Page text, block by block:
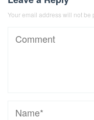
Your email address will not be